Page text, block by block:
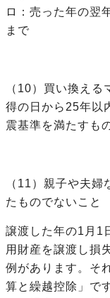
ロ：売った年の翌
まで
（10）買い換え
得の日から25年以
震基準を満たすも
（11）親子や夫
たものでないこと
譲渡した年の1月1
用財産を譲渡し損
例があります。そ
算と繰越控除」で